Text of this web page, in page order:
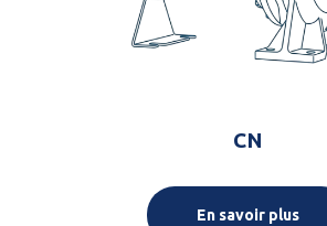
CN
En savoir plus